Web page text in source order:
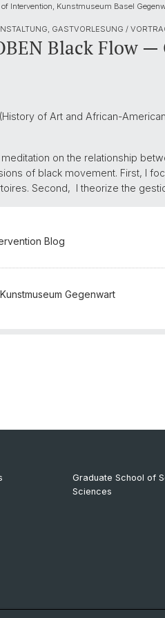
of Intervention, Kunstmuseum Basel
GASTVORLESUNG /
Black Flow
of Art and African-
on the relationship
of black movement. First, I
Second, I theorize the
Blog
Gegenwart
Graduate School of
Sciences